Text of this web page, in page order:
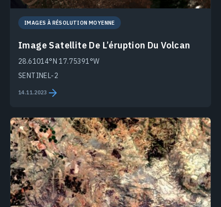
IMAGES À RÉSOLUTION MOYENNE
Image Satellite De L’éruption Du Volcan
28.61014°N 17.75391°W
SENTINEL-2
14.11.2023